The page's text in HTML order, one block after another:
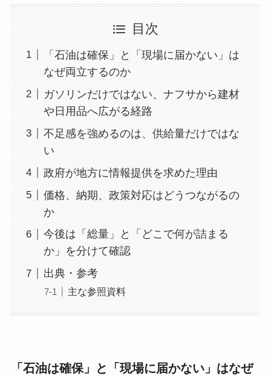
目次
「石油は確保」と「現場に届かない」は
なぜ両立するのか
ガソリンだけではない、ナフサから建材
や日用品へ広がる経路
不足感を強めるのは、供給量だけではな
い
政府が地方に情報提供を求めた理由
価格、納期、政策対応はどうつながるの
か
今後は「総量」と「どこで何が詰まる
か」を分けて確認
出典・参考
主な参照資料
「石油は確保」と「現場に届かない」はなぜ